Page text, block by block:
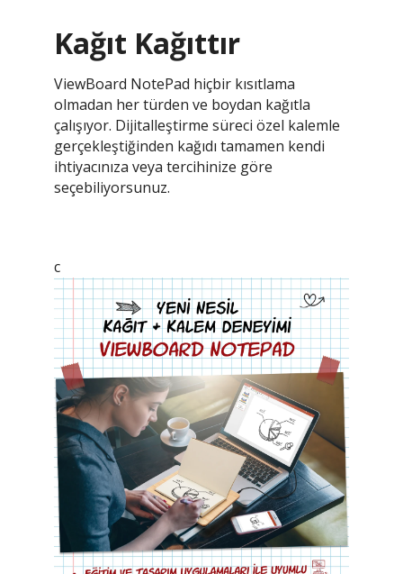
Kağıt Kağıttır
ViewBoard NotePad hiçbir kısıtlama
olmadan her türden ve boydan kağıtla
çalışıyor. Dijitalleştirme süreci özel kalemle
gerçekleştiğinden kağıdı tamamen kendi
ihtiyacınıza veya tercihinize göre
seçebiliyorsunuz.
c